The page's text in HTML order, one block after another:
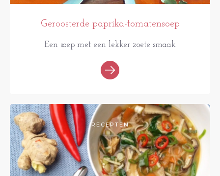
Geroosterde paprika-tomatensoep
Een soep met een lekker zoete smaak
RECEPTEN